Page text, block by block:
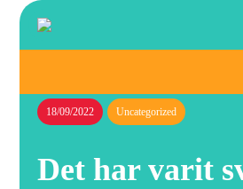
18/09/2022 Uncategorized
Det har varit